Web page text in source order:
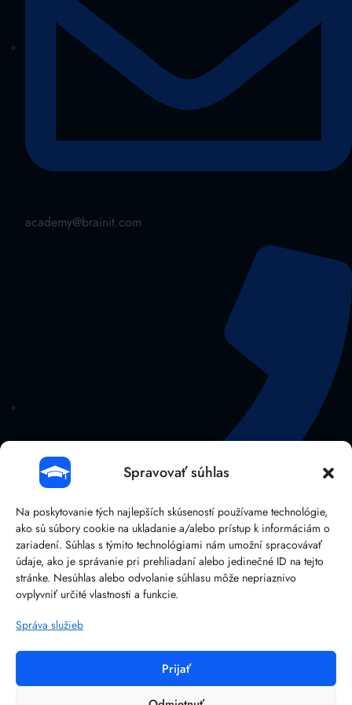
Spravovať súhlas
Na poskytovanie tých najlepších skúseností používame technológie,
ako sú súbory cookie na ukladanie a/alebo prístup k informáciám o
zariadení. Súhlas s týmito technológiami nám umožní spracovávať
údaje, ako je správanie pri prehliadaní alebo jedinečné ID na tejto
stránke. Nesúhlas alebo odvolanie súhlasu môže nepriaznivo
ovplyvniť určité vlastnosti a funkcie.
Správa služieb
Prijať
academy@brainit.com
041/38 107 14
BRAIN:IT – Reliable IT solutions.